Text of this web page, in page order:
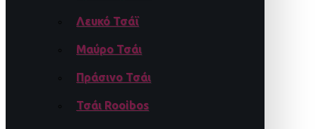
Λευκό Τσάϊ
Μαύρο Τσάι
Πράσινο Τσάι
Τσάι Rooibos